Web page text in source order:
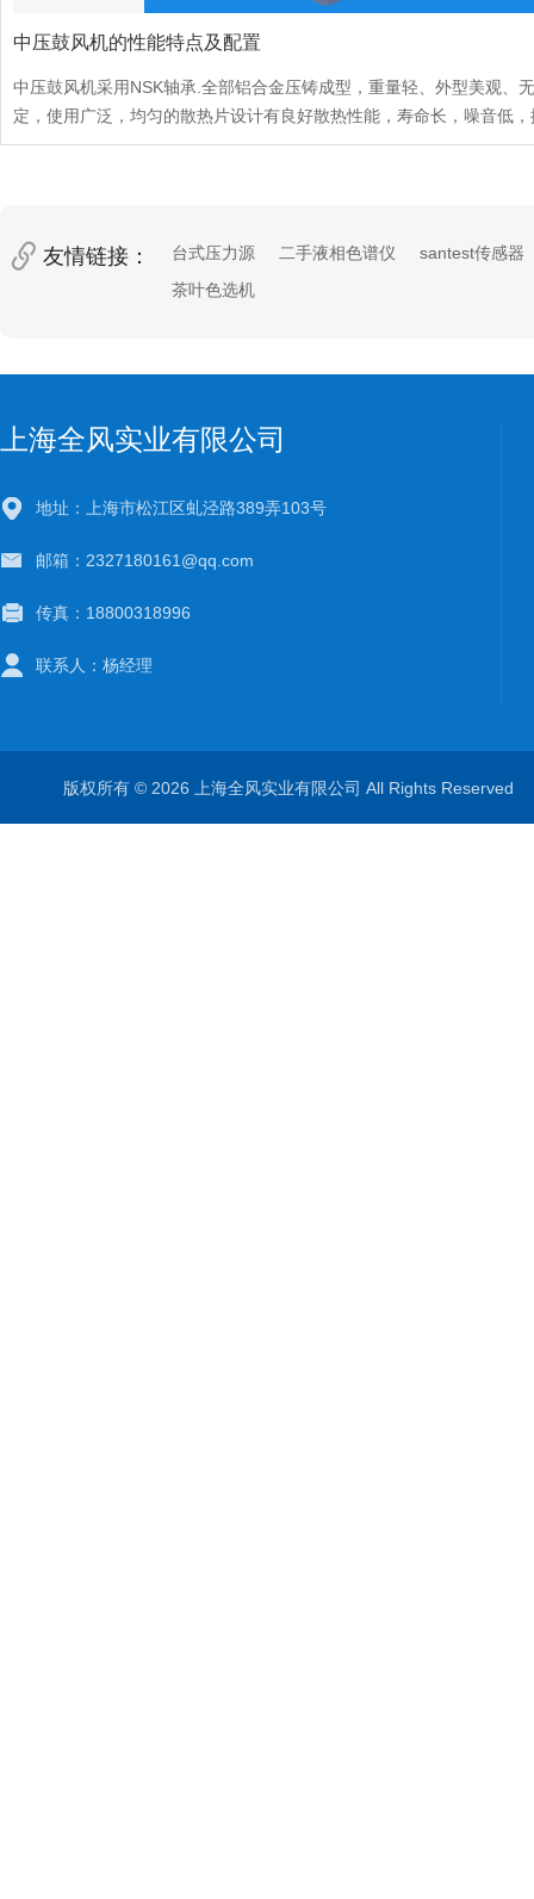
中压鼓风机的性能特点及配置
中压鼓风机采用NSK轴承.全部铝合金压铸成型，重量轻、外型美观、
定，使用广泛，均匀的散热片设计有良好散热性能，寿命长，噪音低
吸...
友情链接： 台式压力源 二手液相色谱仪
santest传感器
茶叶色选机
上海全风实业有限公司
地址：上海市松江区虬泾路389弄103号
邮箱：2327180161@qq.com
传真：18800318996
联系人：杨经理
版权所有 © 2026 上海全风实业有限公司 All Rights